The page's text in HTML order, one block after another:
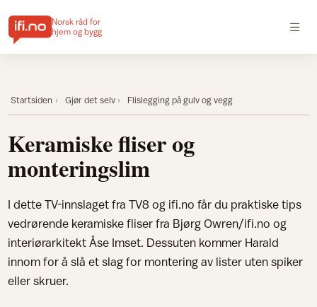
Norsk råd for
hjem og bygg
Startsiden Gjør det selv Flislegging på gulv og vegg
Keramiske fliser og
monteringslim
I dette TV-innslaget fra TV8 og ifi.no får du praktiske tips
vedrørende keramiske fliser fra Bjørg Owren/ifi.no og
interiørarkitekt Åse Imset. Dessuten kommer Harald
innom for å slå et slag for montering av lister uten spiker
eller skruer.